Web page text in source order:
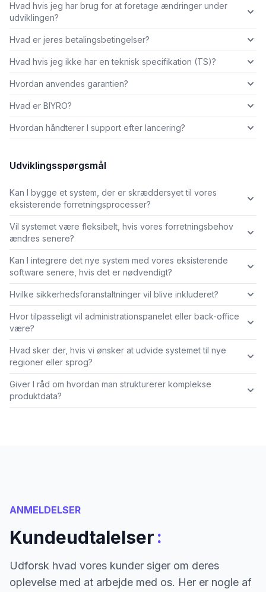
Hvad hvis jeg har brug for at foretage ændringer under
udviklingen?
Hvad er jeres betalingsbetingelser?
Hvad hvis jeg ikke har en teknisk specifikation (TS)?
Hvordan anvendes garantien?
Hvad er BIYRO?
Hvordan håndterer I support efter lancering?
Udviklingsspørgsmål
Kan I bygge et system, der er skræddersyet til vores
eksisterende forretningsprocesser?
Vil systemet være fleksibelt, hvis vores forretningsbehov
ændres senere?
Kan I integrere det nye system med vores eksisterende
software senere, hvis det er nødvendigt?
Hvilke sikkerhedsforanstaltninger vil blive inkluderet?
Hvor tilpasseligt vil administrationspanelet eller back-office
være?
Hvad sker der, hvis vi ønsker at udvide systemet til nye
regioner eller sprog?
Giver I råd om hvordan man strukturerer komplekse
produktdata?
ANMELDELSER
Kundeudtalelser:
Udforsk hvad vores kunder siger om deres
oplevelse med at arbejde med os. Her er nogle af